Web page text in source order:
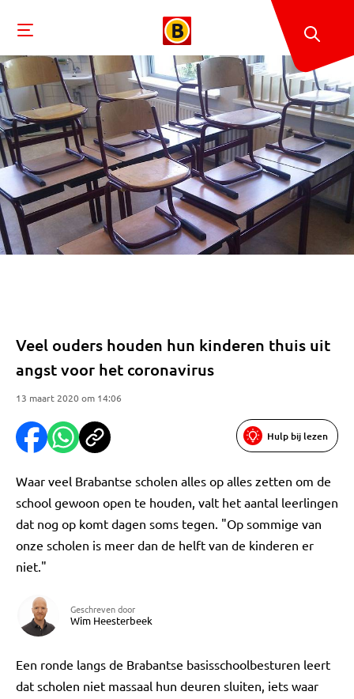
Veel ouders houden hun kinderen thuis uit
angst voor het coronavirus
13 maart 2020 om 14:06
Hulp bij lezen
Waar veel Brabantse scholen alles op alles zetten om de
school gewoon open te houden, valt het aantal leerlingen
dat nog op komt dagen soms tegen. "Op sommige van
onze scholen is meer dan de helft van de kinderen er
niet."
Geschreven door
Wim Heesterbeek
Een ronde langs de Brabantse basisschoolbesturen leert
dat scholen niet massaal hun deuren sluiten, iets waar